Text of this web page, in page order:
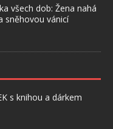
všech dob: Žena nahá
sněhovou vánicí
s knihou a dárkem